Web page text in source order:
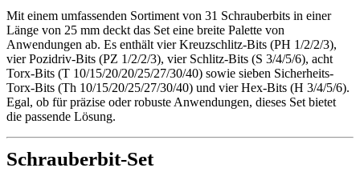
Mit einem umfassenden Sortiment von 31 Schrauberbits in einer
Länge von 25 mm deckt das Set eine breite Palette von
Anwendungen ab. Es enthält vier Kreuzschlitz-Bits (PH 1/2/2/3),
vier Pozidriv-Bits (PZ 1/2/2/3), vier Schlitz-Bits (S 3/4/5/6), acht
Torx-Bits (T 10/15/20/20/25/27/30/40) sowie sieben Sicherheits-
Torx-Bits (Th 10/15/20/25/27/30/40) und vier Hex-Bits (H 3/4/5/6).
Egal, ob für präzise oder robuste Anwendungen, dieses Set bietet
die passende Lösung.
Schrauberbit-Set